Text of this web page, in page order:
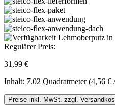
Regulärer Preis:
31,99 €
Inhalt: 7.02 Quadratmeter(4,56 €
Preise inkl. MwSt. zzgl.